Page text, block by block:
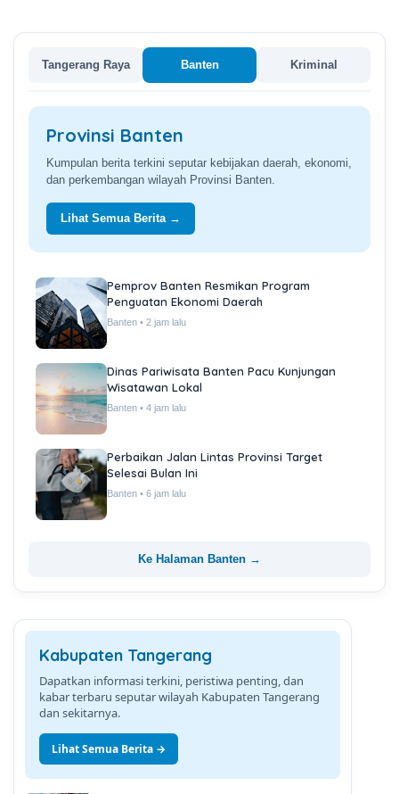
Tangerang Raya Banten Kriminal
Provinsi Banten
Kumpulan berita terkini seputar kebijakan daerah, ekonomi,
dan perkembangan wilayah Provinsi Banten.
Lihat Semua Berita →
Pemprov Banten Resmikan Program
Penguatan Ekonomi Daerah
Banten • 2 jam lalu
Dinas Pariwisata Banten Pacu Kunjungan
Wisatawan Lokal
Banten • 4 jam lalu
Perbaikan Jalan Lintas Provinsi Target
Selesai Bulan Ini
Banten • 6 jam lalu
Ke Halaman Banten →
Kabupaten Tangerang
Dapatkan informasi terkini, peristiwa penting, dan
kabar terbaru seputar wilayah Kabupaten Tangerang
dan sekitarnya.
Lihat Semua Berita →